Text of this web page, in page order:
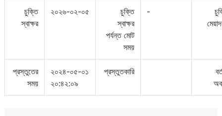
চুক্তি
স্বাক্ষর
২০২৬-০২-০৫
চুক্তি
স্বাক্ষর
পর্যন্ত মোট
সময়
-
প্রস্তুতের
সময়
২০২৪-০৫-০১
২০:৪২:০৯
প্রস্তুতকারি